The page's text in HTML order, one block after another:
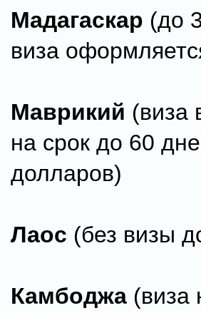
Мадагаскар (до
виза
Маврикий (виза
на срок до 60
долларов)
Лаос (без визы
Камбоджа (виза